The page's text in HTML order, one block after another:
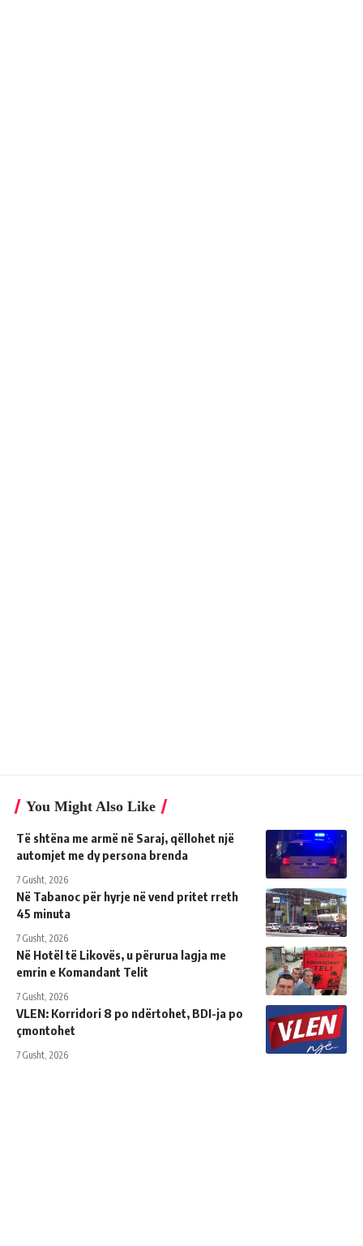
You Might Also Like
Të shtëna me armë në Saraj, qëllohet një
automjet me dy persona brenda
7 Gusht, 2026
Në Tabanoc për hyrje në vend pritet rreth
45 minuta
7 Gusht, 2026
Në Hotël të Likovës, u përurua lagja me
emrin e Komandant Telit
7 Gusht, 2026
VLEN: Korridori 8 po ndërtohet, BDI-ja po
çmontohet
7 Gusht, 2026